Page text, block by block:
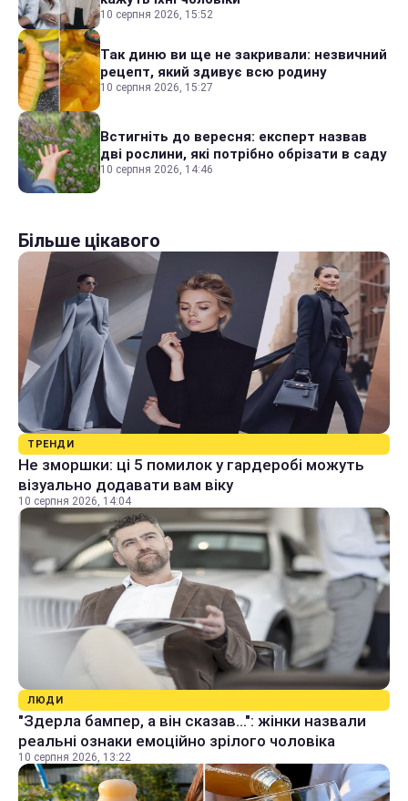
10 серпня 2026, 15:52
Так диню ви ще не закривали: незвичний
рецепт, який здивує всю родину
10 серпня 2026, 15:27
Встигніть до вересня: експерт назвав
дві рослини, які потрібно обрізати в саду
10 серпня 2026, 14:46
Більше цікавого
ТРЕНДИ
Не зморшки: ці 5 помилок у гардеробі можуть
візуально додавати вам віку
10 серпня 2026, 14:04
ЛЮДИ
"Здерла бампер, а він сказав...": жінки назвали
реальні ознаки емоційно зрілого чоловіка
10 серпня 2026, 13:22